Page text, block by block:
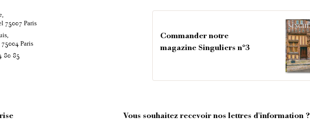
75007 Paris
75004Paris
80 85
Commander notre
magazine Singuliers n°3
Vous souhaitez recevoir nos lettres d'information ?